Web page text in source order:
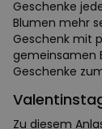
Geschenke
Blumen mehr
Geschenk mit
gemeinsamen
Geschenke
Zu diesem